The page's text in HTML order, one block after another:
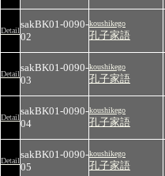
Detail
sakBK01-0090-
02
koushikego
孔子家語
Detail
sakBK01-0090-
03
koushikego
孔子家語
Detail
sakBK01-0090-
04
koushikego
孔子家語
Detail
sakBK01-0090-
05
koushikego
孔子家語